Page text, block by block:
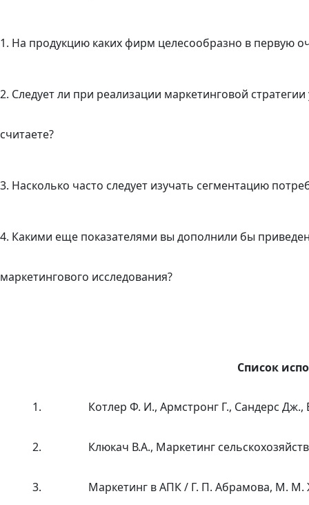
1. На продукцию каких фирм целесообразно в первую
2. Следует ли при реализации маркетинговой
считаете?
3. Насколько часто следует изучать сегментацию
4. Какими еще показателями вы дополнили бы
маркетингового исследования?
Список
1. Котлер Ф. И., Армстронг Г., Сандерс
2. Клюкач В.А., Маркетинг
3. Маркетинг в АПК / Г. П. Абрамова, М. М.